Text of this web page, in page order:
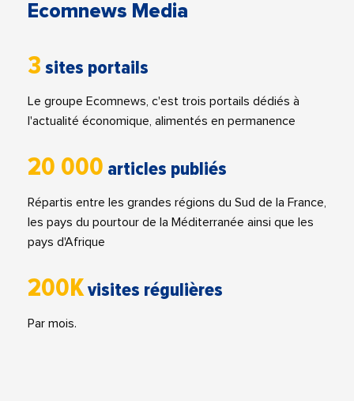
Ecomnews Media
3 sites portails
Le groupe Ecomnews, c'est trois portails dédiés à
l'actualité économique, alimentés en permanence
20 000 articles publiés
Répartis entre les grandes régions du Sud de la France,
les pays du pourtour de la Méditerranée ainsi que les
pays d'Afrique
200Kvisites régulières
Par mois.